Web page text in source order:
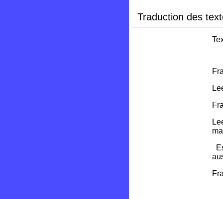
Traduction des